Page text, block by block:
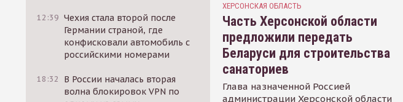
12:39 Чехия стала второй после
Германии страной, где
конфисковали автомобиль с
российскими номерами
18:32
В России началась вторая
волна блокировок VPN по
ХЕРСОНСКАЯ ОБЛАСТЬ
Часть Херсонской области
предложили передать
Беларуси для строительства
санаториев
Глава назначенной Россией
администрации Херсонской области